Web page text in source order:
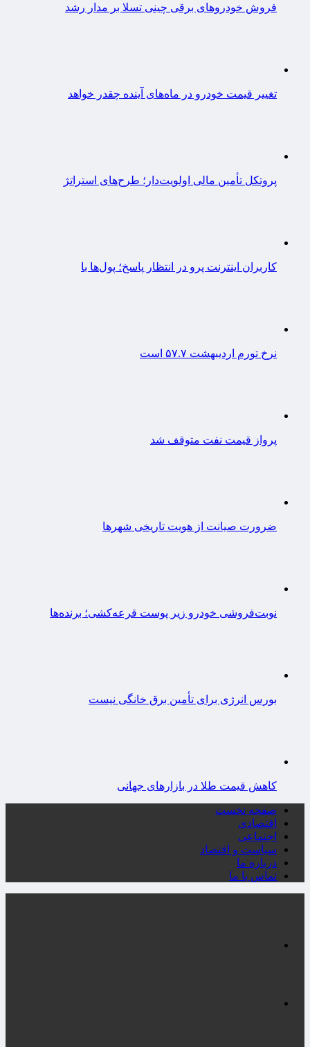
فروش خودروهای برقی چینی تسلا بر مدار رشد
تغییر قیمت خودرو در ماه‌های آینده چقدر خواهد
پروتکل تأمین مالی اولویت‌دار؛ طرح‌های استراتژ
کاربران اینترنت پرو در انتظار پاسخ؛ پول‌ها با
نرخ تورم اردیبهشت ۵۷.۷ است
پرواز قیمت نفت متوقف شد
ضرورت صیانت از هویت تاریخی شهرها
نوبت‌فروشی خودرو زیر پوست قرعه‌کشی؛ برنده‌ها
بورس انرژی برای تأمین برق خانگی نیست
کاهش قیمت طلا در بازارهای جهانی
صفحه نخست
اقتصادی
اجتماعی
سیاست و اقتصاد
درباره ما
تماس با ما